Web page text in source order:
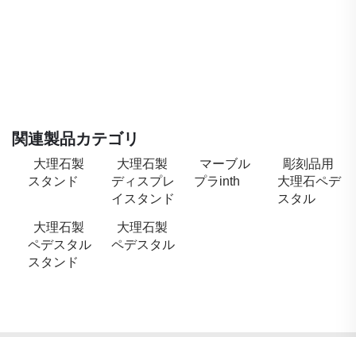
関連製品カテゴリ
大理石製
スタンド
大理石製
ディスプレ
イスタンド
マーブル
プラinth
彫刻品用
大理石ペデ
スタル
大理石製
ペデスタル
スタンド
大理石製
ペデスタル